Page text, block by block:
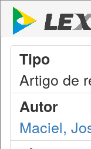
Tipo
Artigo de
Autor
Maciel,